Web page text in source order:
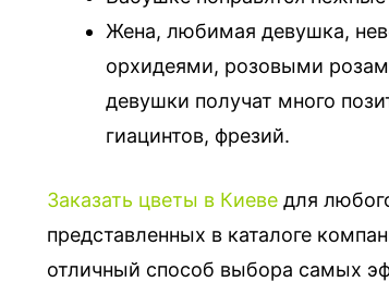
Жена, любимая девушка,
орхидеями, розовыми
девушки получат много
гиацинтов, фрезий.
Заказать цветы в Киеве для
представленных в каталоге
отличный способ выбора самых